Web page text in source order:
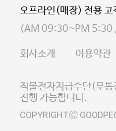
통신판매업 신고번호
사업자등록번호
E-MAIL
사업자정보확인
오프라인(매장) 전용 고
(AM 09:30~PM 5:30
회사소개 이용약관
직불전자지급수단(무
진행 가능합니다.
COPYRIGHTⒸ